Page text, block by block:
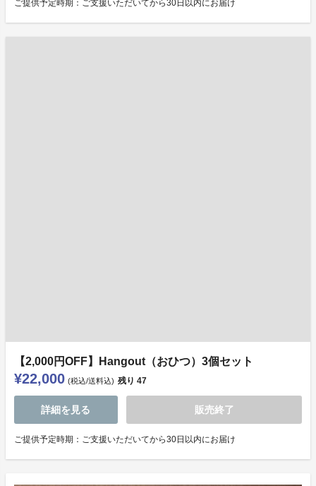
ご提供予定時期：ご支援いただいてから30日以内にお届け
【2,000円OFF】Hangout（おひつ）3個セット
¥22,000 (税込/送料込) 残り 47
詳細を見る 販売終了
ご提供予定時期：ご支援いただいてから30日以内にお届け